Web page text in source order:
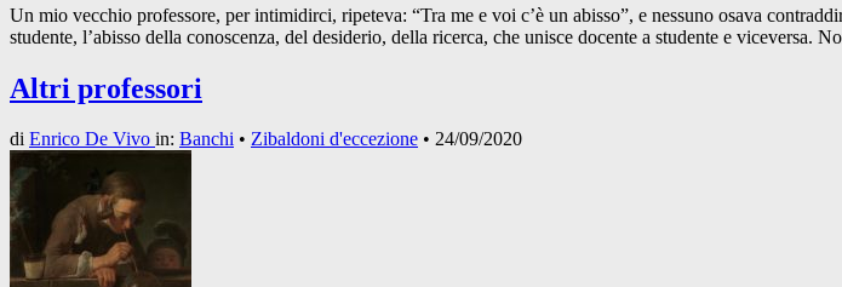
Un mio vecchio professore, per intimidirci, ripeteva: “Tra me e voi c’è un abisso”, e nessuno osava
studente, l’abisso della conoscenza, del desiderio, della ricerca, che unisce docente a studente e viceversa.
Altri professori
di Enrico De Vivo in: Banchi • Zibaldoni d'eccezione • 24/09/2020